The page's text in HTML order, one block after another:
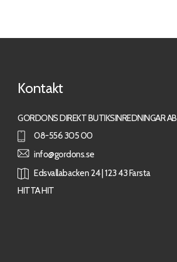
Kontakt
GORDONS DIREKT BUTIKSINREDNINGAR AB
08-556 305 00
info@gordons.se
Edsvallabacken 24 | 123 43 Farsta
HITTA HIT